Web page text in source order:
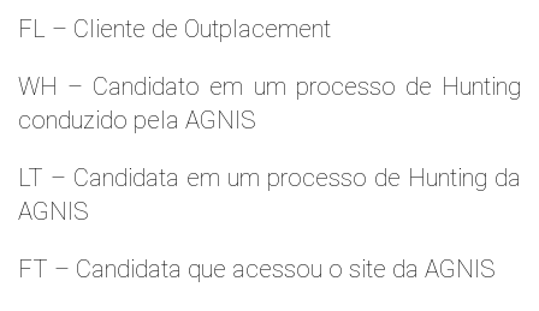
FL – Cliente de Outplacement
WH – Candidato em um processo de Hunting
conduzido pela AGNIS
LT – Candidata em um processo de Hunting da
AGNIS
FT – Candidata que acessou o site da AGNIS